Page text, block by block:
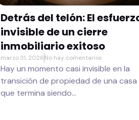
Detrás del telón: El
invisible de un cierre
inmobiliario exitoso
marzo 31, 2026No hay comentarios
Hay un momento casi invisible en la
transición de propiedad de una casa
que termina siendo...